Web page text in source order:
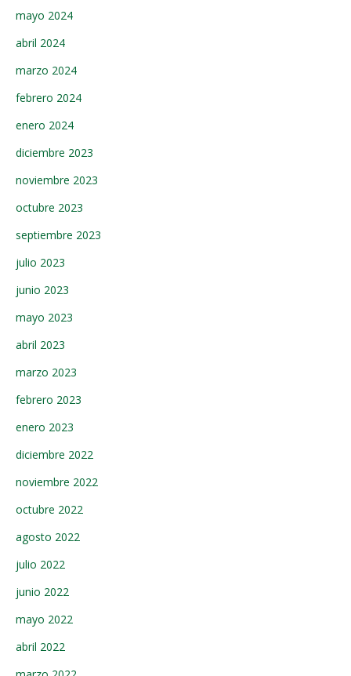
mayo 2024
abril 2024
marzo 2024
febrero 2024
enero 2024
diciembre 2023
noviembre 2023
octubre 2023
septiembre 2023
julio 2023
junio 2023
mayo 2023
abril 2023
marzo 2023
febrero 2023
enero 2023
diciembre 2022
noviembre 2022
octubre 2022
agosto 2022
julio 2022
junio 2022
mayo 2022
abril 2022